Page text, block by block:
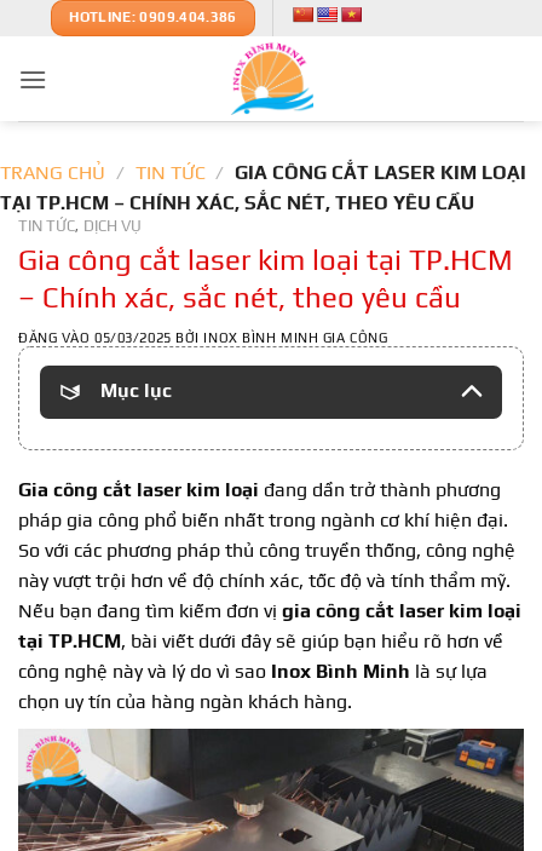
nội
HOTLINE: 0909.404.386
TRANG CHỦ / TIN TỨC / GIA CÔNG CẮT LASER KIM LOẠI
TẠI TP.HCM – CHÍNH XÁC, SẮC NÉT, THEO YÊU CẦU
TIN TỨC, DỊCH VỤ
Gia công cắt laser kim loại tại TP.HCM
– Chính xác, sắc nét, theo yêu cầu
ĐĂNG VÀO05/03/2025 BỞI INOX BÌNH MINH GIA CÔNG
Mục lục
Gia công cắt laser kim loại đang dần trở thành phương
pháp gia công phổ biến nhất trong ngành cơ khí hiện đại.
So với các phương pháp thủ công truyền thống, công nghệ
này vượt trội hơn về độ chính xác, tốc độ và tính thẩm mỹ.
Nếu bạn đang tìm kiếm đơn vị gia công cắt laser kim loại
tại TP.HCM, bài viết dưới đây sẽ giúp bạn hiểu rõ hơn về
công nghệ này và lý do vì sao Inox Bình Minh là sự lựa
chọn uy tín của hàng ngàn khách hàng.